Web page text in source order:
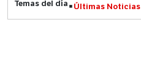
Últimas Noticias